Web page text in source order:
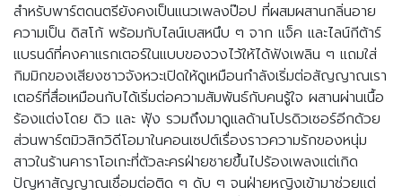
สำหรับพาร์ตดนตรียังคงเป็นแนวเพลงป๊อป ที่ผสมผสานกลิ่นอาย
ความเป็น ดิสโก้ พร้อมกับไลน์เบสหนึบ ๆ จาก แจ็ค และไลน์กีต้าร์
แบรนด์ที่คงคาแรกเตอร์ในแบบของวงไว้ให้ได้ฟังเพลิน ๆ แถมใส่
กิมมิกของเสียงซาวจังหวะเปิดให้ดูเหมือนกำลังเริ่มต่อสัญญาณเรา
เตอร์ที่สื่อเหมือนกับได้เริ่มต่อความสัมพันธ์กับคนรู้ใจ ผสานผ่านเนื้อ
ร้องแต่งโดย ดิว และ ฟุ้ง รวมถึงมาดูแลด้านโปรดิวเซอร์อีกด้วย
ส่วนพาร์ตมิวสิกวิดีโอมาในคอนเซปต์เรื่องราวความรักของหนุ่ม
สาวในร้านคาราโอเกะที่ตัวละครฝ่ายชายขึ้นไปร้องเพลงแต่เกิด
ปัญหาสัญญาณเชื่อมต่อติด ๆ ดับ ๆ จนฝ่ายหญิงเข้ามาช่วยแต่